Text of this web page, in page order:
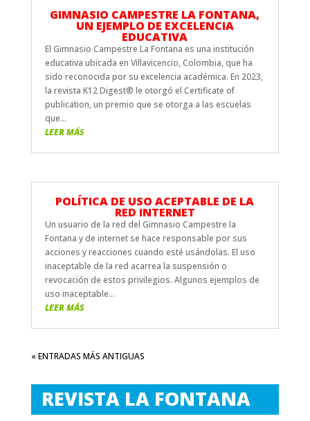
GIMNASIO CAMPESTRE LA FONTANA,
UN EJEMPLO DE EXCELENCIA
EDUCATIVA
El Gimnasio Campestre La Fontana es una institución
educativa ubicada en Villavicencio, Colombia, que ha
sido reconocida por su excelencia académica. En 2023,
la revista K12 Digest®️ le otorgó el Certificate of
publication, un premio que se otorga a las escuelas
que...
LEER MÁS
POLÍTICA DE USO ACEPTABLE DE LA
RED INTERNET
Un usuario de la red del Gimnasio Campestre la
Fontana y de internet se hace responsable por sus
acciones y reacciones cuando esté usándolas. El uso
inaceptable de la red acarrea la suspensión o
revocación de estos privilegios. Algunos ejemplos de
uso inaceptable...
LEER MÁS
« ENTRADAS MÁS ANTIGUAS
REVISTA LA FONTANA